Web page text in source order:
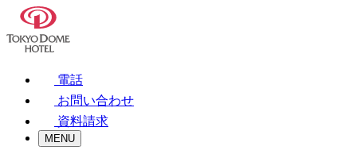
電話
お問い合わせ
資料請求
MENU